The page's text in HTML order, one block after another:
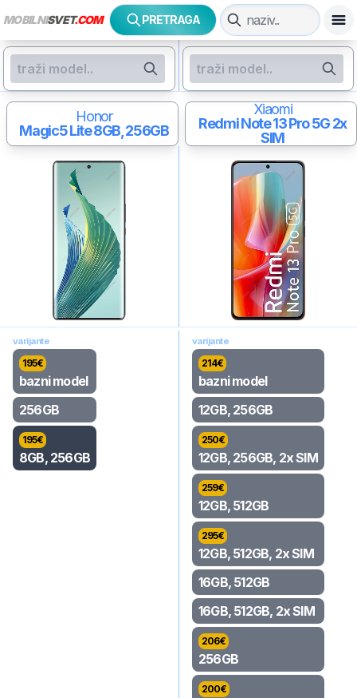
MOBILNISVET.COM PRETRAGA
Honor
Magic5 Lite8GB, 256GB
Xiaomi
Redmi Note 13 Pro 5G2x
SIM
varijante
195€
bazni model
256GB
195€
8GB, 256GB
varijante
214€
bazni model
12GB, 256GB
250€
12GB, 256GB, 2x SIM
259€
12GB, 512GB
295€
12GB, 512GB, 2x SIM
16GB, 512GB
16GB, 512GB, 2x SIM
206€
256GB
200€